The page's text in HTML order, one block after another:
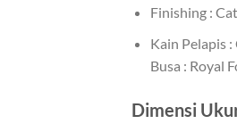
Finishing :
Kain Pelapis
Busa : Royal
Dimensi